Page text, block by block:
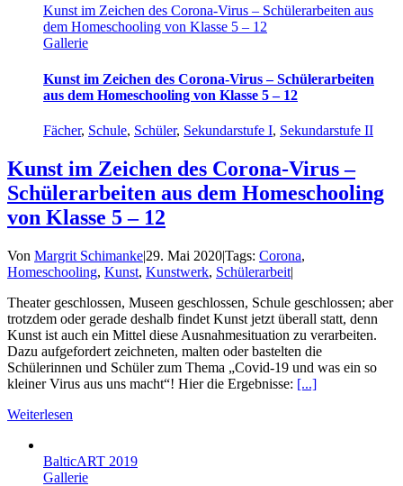
Kunst im Zeichen des Corona-Virus – Schülerarbeiten aus
dem Homeschooling von Klasse 5 – 12
Gallerie
Kunst im Zeichen des Corona-Virus – Schülerarbeiten
aus dem Homeschooling von Klasse 5 – 12
Fächer, Schule, Schüler, Sekundarstufe I, Sekundarstufe II
Kunst im Zeichen des Corona-Virus –
Schülerarbeiten aus dem Homeschooling
von Klasse 5 – 12
Von Margrit Schimanke|29. Mai 2020|Tags: Corona,
Homeschooling, Kunst, Kunstwerk, Schülerarbeit|
Theater geschlossen, Museen geschlossen, Schule geschlossen; aber
trotzdem oder gerade deshalb findet Kunst jetzt überall statt, denn
Kunst ist auch ein Mittel diese Ausnahmesituation zu verarbeiten.
Dazu aufgefordert zeichneten, malten oder bastelten die
Schülerinnen und Schüler zum Thema „Covid-19 und was ein so
kleiner Virus aus uns macht“! Hier die Ergebnisse: [...]
Weiterlesen
BalticART 2019
Gallerie